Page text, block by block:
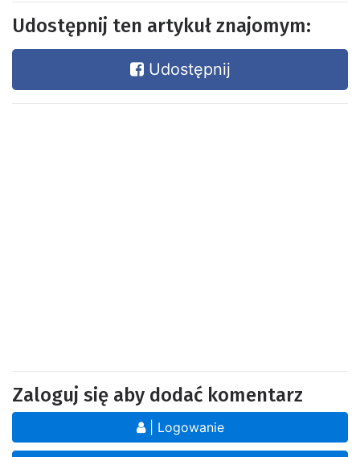
Udostępnij ten artykuł znajomym:
Udostępnij
Zaloguj się aby dodać komentarz
| Logowanie